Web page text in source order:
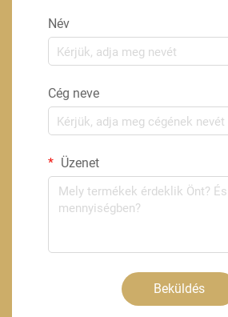
Név
Cég neve
Üzenet
Beküldés